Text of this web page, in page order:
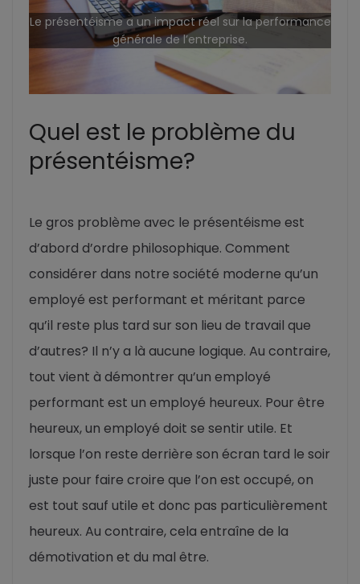
Le présentéisme a un impact réel sur la performance
générale de l’entreprise.
Quel est le problème du
présentéisme?
Le gros problème avec le présentéisme est
d’abord d’ordre philosophique. Comment
considérer dans notre société moderne qu’un
employé est performant et méritant parce
qu’il reste plus tard sur son lieu de travail que
d’autres? Il n’y a là aucune logique. Au contraire,
tout vient à démontrer qu’un employé
performant est un employé heureux. Pour être
heureux, un employé doit se sentir utile. Et
lorsque l’on reste derrière son écran tard le soir
juste pour faire croire que l’on est occupé, on
est tout sauf utile et donc pas particulièrement
heureux. Au contraire, cela entraîne de la
démotivation et du mal être.